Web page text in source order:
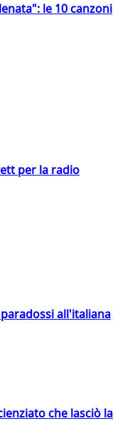
le 10 canzoni
per la radio
all'italiana
che lasciò la